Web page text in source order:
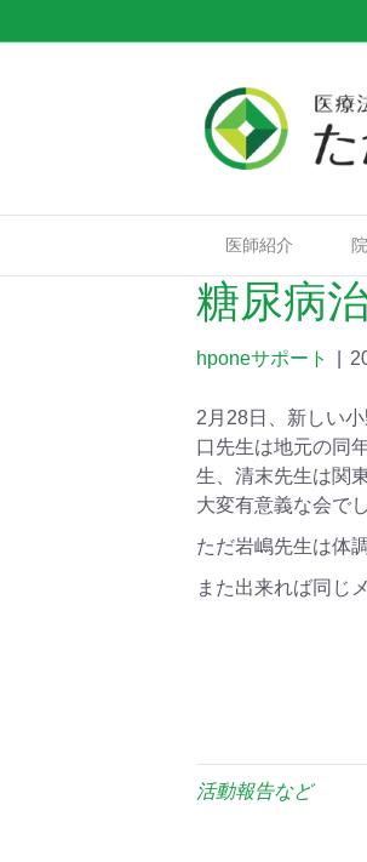
医師紹介
糖尿病
hponeサポート
2月28日、新しい
口先生は地元の同
生、清末先生は関
大変有意義な会でし
ただ岩嶋先生は体
また出来れば同じ
活動報告など